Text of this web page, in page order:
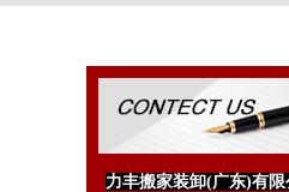
力丰搬家装卸(广东)有限